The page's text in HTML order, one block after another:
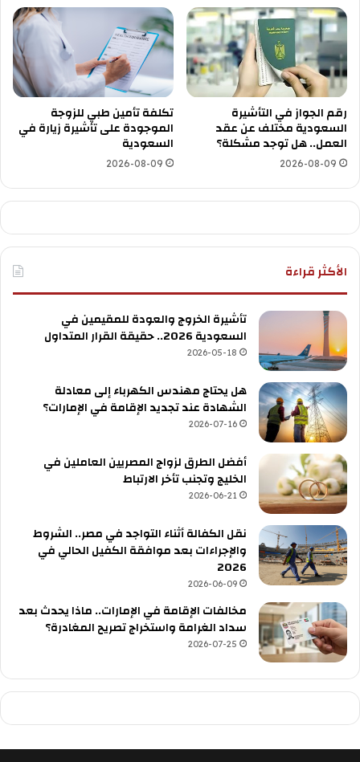
رقم الجواز في التأشيرة
السعودية مختلف عن عقد
العمل.. هل توجد مشكلة؟
2026-08-09
تكلفة تأمين طبي للزوجة
الموجودة على تأشيرة زيارة في
السعودية
2026-08-09
الأكثر قراءة
تأشيرة الخروج والعودة للمقيمين في
السعودية 2026.. حقيقة القرار المتداول
2026-05-18
هل يحتاج مهندس الكهرباء إلى معادلة
الشهادة عند تجديد الإقامة في الإمارات؟
2026-07-16
أفضل الطرق لزواج المصريين العاملين في
الخليج وتجنب تأخر الارتباط
2026-06-21
نقل الكفالة أثناء التواجد في مصر.. الشروط
والإجراءات بعد موافقة الكفيل الحالي في
2026
2026-06-09
مخالفات الإقامة في الإمارات.. ماذا يحدث بعد
سداد الغرامة واستخراج تصريح المغادرة؟
2026-07-25